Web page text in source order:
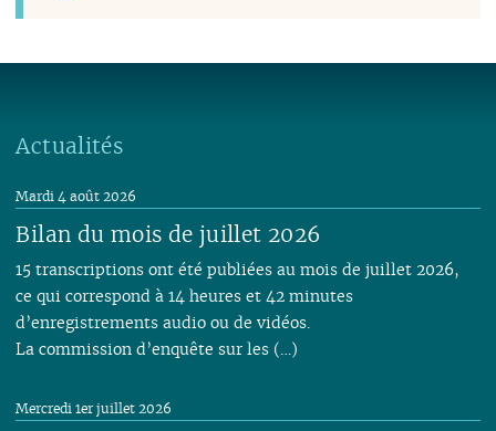
Actualités
Bilan du mois de juillet 2026
Mardi 4 août 2026
15 transcriptions ont été publiées au mois de juillet 2026,
ce qui correspond à 14 heures et 42 minutes
d’enregistrements audio ou de vidéos.
La commission d’enquête sur les (…)
Mercredi 1er juillet 2026